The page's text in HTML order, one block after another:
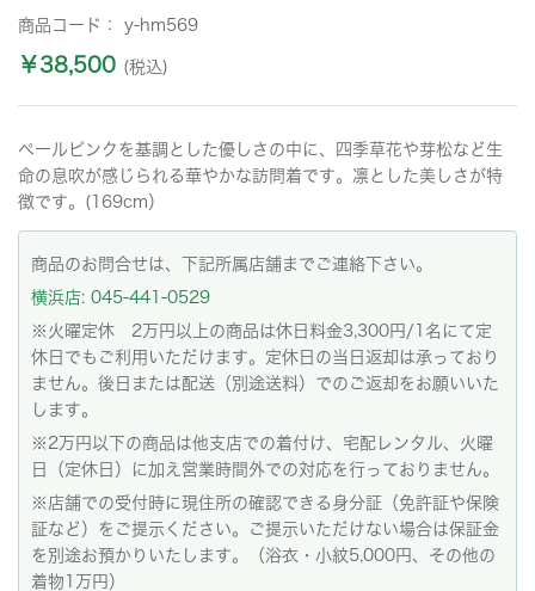
商品コード： y-hm569
￥38,500 (税込)
ペールピンクを基調とした優しさの中に、四季草花や芽松など生
命の息吹が感じられる華やかな訪問着です。凛とした美しさが特
徴です。(169cm）
商品のお問合せは、下記所属店舗までご連絡下さい。
横浜店: 045-441-0529
※火曜定休 2万円以上の商品は休日料金3,300円/1名にて定
休日でもご利用いただけます。定休日の当日返却は承っており
ません。後日または配送（別途送料）でのご返却をお願いいた
します。
※2万円以下の商品は他支店での着付け、宅配レンタル、火曜
日（定休日）に加え営業時間外での対応を行っておりません。
※店舗での受付時に現住所の確認できる身分証（免許証や保険
証など）をご提示ください。ご提示いただけない場合は保証金
を別途お預かりいたします。（浴衣・小紋5,000円、その他の
着物1万円）